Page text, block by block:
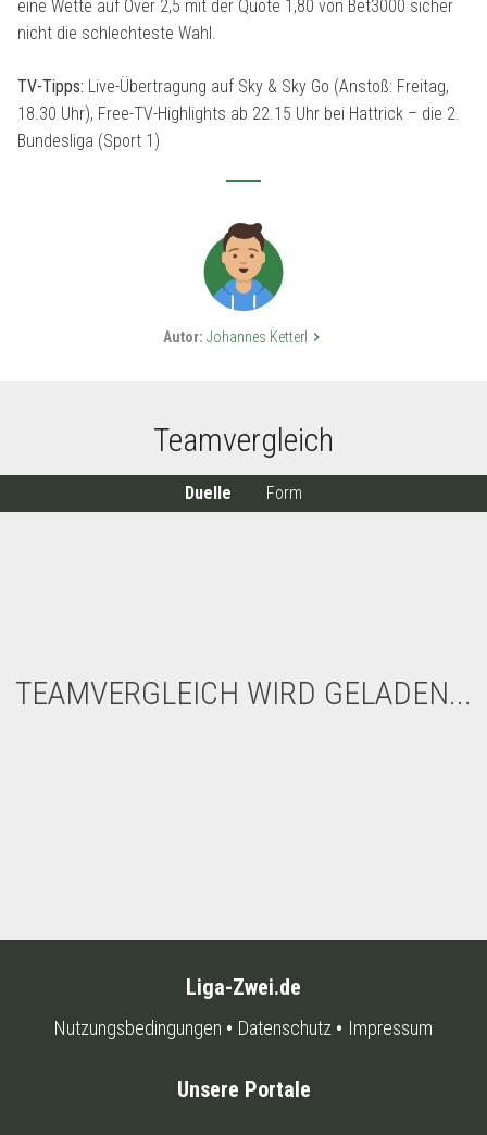
eine Wette auf Over 2,5 mit der Quote 1,80 von Bet3000 sicher
nicht die schlechteste Wahl.
TV-Tipps: Live-Übertragung auf Sky & Sky Go (Anstoß: Freitag,
18.30 Uhr), Free-TV-Highlights ab 22.15 Uhr bei Hattrick – die 2.
Bundesliga (Sport 1)
Autor: Johannes Ketterl keyboard_arrow_right
Teamvergleich
Duelle Form
TEAMVERGLEICH WIRD GELADEN...
Liga-Zwei.de
Nutzungsbedingungen Datenschutz Impressum
Unsere Portale